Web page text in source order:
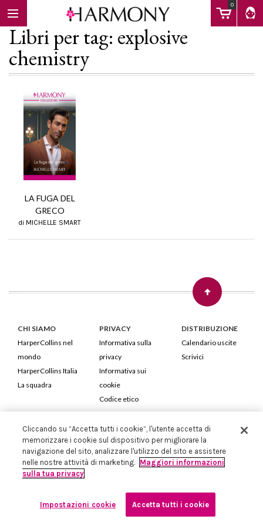
0
EBOOK
Calendario
Libri per tag: explosive
chemistry
LA FUGA DEL
GRECO
di MICHELLE SMART
CHI SIAMO
HarperCollins nel
mondo
HarperCollins Italia
La squadra
PRIVACY
Informativa sulla
privacy
Informativa sui
cookie
Codice etico
DISTRIBUZIONE
Calendario uscite
Scrivici
HarperCollins Italia S.p.A. Viale Monte Nero, 84 - 20135 Milano
Cod. Fiscale e P.IVA 05946780151 - Capitale Sociale 258.250 €
Iscritta in Milano al Registro delle imprese nr.198004 e REA nr.1051898
Cliccando su “Accetta tutti i cookie”, l'utente accetta di
memorizzare i cookie sul dispositivo per migliorare la
navigazione del sito, analizzare l'utilizzo del sito e assistere
nelle nostre attività di marketing. Maggiori informazioni
sulla tua privacy
Impostazioni cookie Accetta tutti i cookie